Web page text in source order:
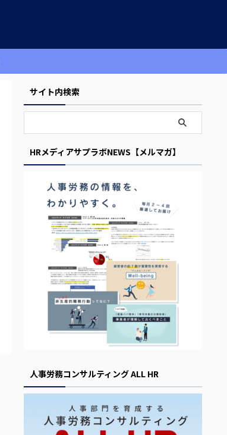
サイト内検索
HRメディアサプラボNEWS【メルマガ】
人事労務コンサルティング ALL HR